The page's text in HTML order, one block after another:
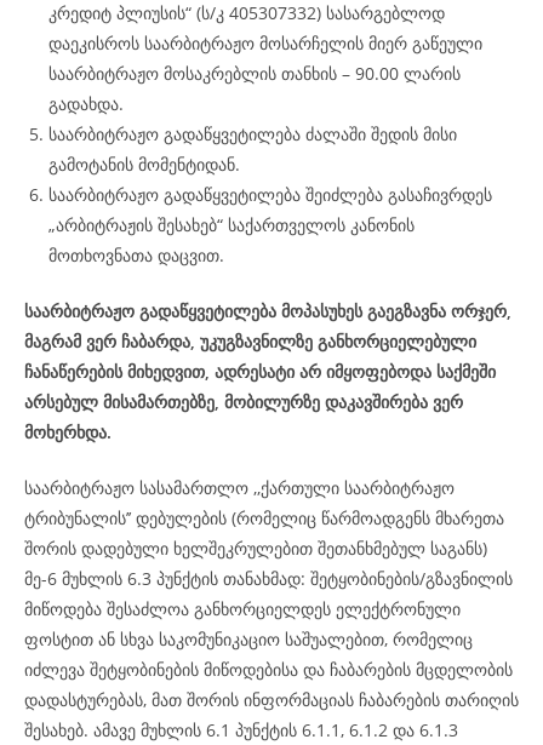
კრედიტ პლიუსის“ (ს/კ 405307332) სასარგებლოდ
დაეკისროს საარბიტრაჟო მოსარჩელის მიერ გაწეული
საარბიტრაჟო მოსაკრებლის თანხის – 90.00 ლარის
გადახდა.
საარბიტრაჟო გადაწყვეტილება ძალაში შედის მისი
გამოტანის მომენტიდან.
საარბიტრაჟო გადაწყვეტილება შეიძლება გასაჩივრდეს
„არბიტრაჟის შესახებ“ საქართველოს კანონის
მოთხოვნათა დაცვით.
საარბიტრაჟო გადაწყვეტილება მოპასუხეს გაეგზავნა ორჯერ,
მაგრამ ვერ ჩაბარდა, უკუგზავნილზე განხორციელებული
ჩანაწერების მიხედვით, ადრესატი არ იმყოფებოდა საქმეში
არსებულ მისამართებზე, მობილურზე დაკავშირება ვერ
მოხერხდა.
საარბიტრაჟო სასამართლო ,,ქართული საარბიტრაჟო
ტრიბუნალის’’ დებულების (რომელიც წარმოადგენს მხარეთა
შორის დადებული ხელშეკრულებით შეთანხმებულ საგანს)
მე-6 მუხლის 6.3 პუნქტის თანახმად: შეტყობინების/გზავნილის
მიწოდება შესაძლოა განხორციელდეს ელექტრონული
ფოსტით ან სხვა საკომუნიკაციო საშუალებით, რომელიც
იძლევა შეტყობინების მიწოდებისა და ჩაბარების მცდელობის
დადასტურებას, მათ შორის ინფორმაციას ჩაბარების თარიღის
შესახებ. ამავე მუხლის 6.1 პუნქტის 6.1.1, 6.1.2 და 6.1.3